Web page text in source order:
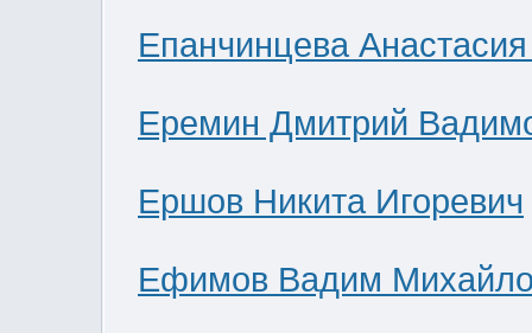
Епанчинцева
Еремин Дмитрий
Ершов Никита Игоревич
Ефимов Вадим